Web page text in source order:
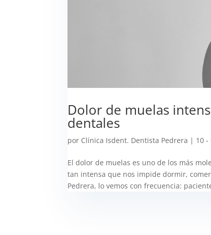
Dolor de muelas
dentales
por Clínica Isdent. Dentista Pedrera | 10 -
El dolor de muelas es uno de los más
tan intensa que nos impide dormir,
Pedrera, lo vemos con frecuencia: